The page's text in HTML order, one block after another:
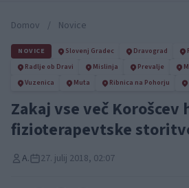
Domov / Novice
NOVICE Slovenj Gradec Dravograd
Radlje ob Dravi
Mislinja Prevalje
Vuzenica
Muta Ribnica na Pohorju
Zakaj vse več Korošcev
fizioterapevtske
A. 27. julij 2018, 02:07